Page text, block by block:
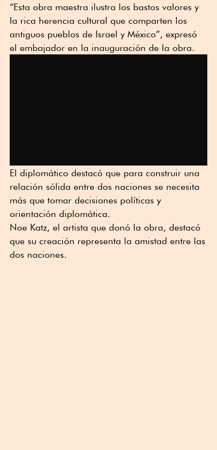
“Esta obra maestra ilustra los bastos valores y
la rica herencia cultural que comparten los
antiguos pueblos de Israel y México”, expresó
el embajador en la inauguración de la obra.
El diplomático destacó que para construir una
relación sólida entre dos naciones se necesita
más que tomar decisiones políticas y
orientación diplomática.
Noe Katz, el artista que donó la obra, destacó
que su creación representa la amistad entre las
dos naciones.